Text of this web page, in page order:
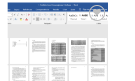
Add to
wishlist